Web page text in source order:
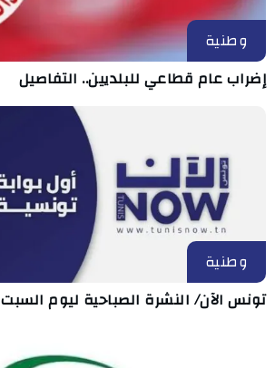
وطنية
إضراب عام قطاعي للبلديين.. التفاصيل
وطنية
تونس الآن/ النشرة الصباحية ليوم السبت 9 أوت 2026